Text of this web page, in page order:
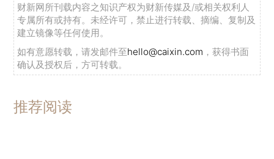
财新网所刊载内容之知识产权为财新传媒及/或相关权利人
专属所有或持有。未经许可，禁止进行转载、摘编、复制及
建立镜像等任何使用。
如有意愿转载，请发邮件至hello@caixin.com ，获得书面
确认及授权后，方可转载。
推荐阅读